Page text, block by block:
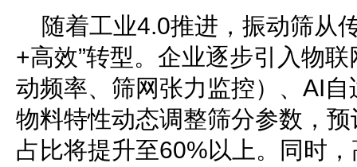
随着工业4.0推进，振动筛从
+高效”转型。企业逐步引入物
动频率、筛网张力监控）、AI
物料特性动态调整筛分参数，
占比将提升至60%以上。同时